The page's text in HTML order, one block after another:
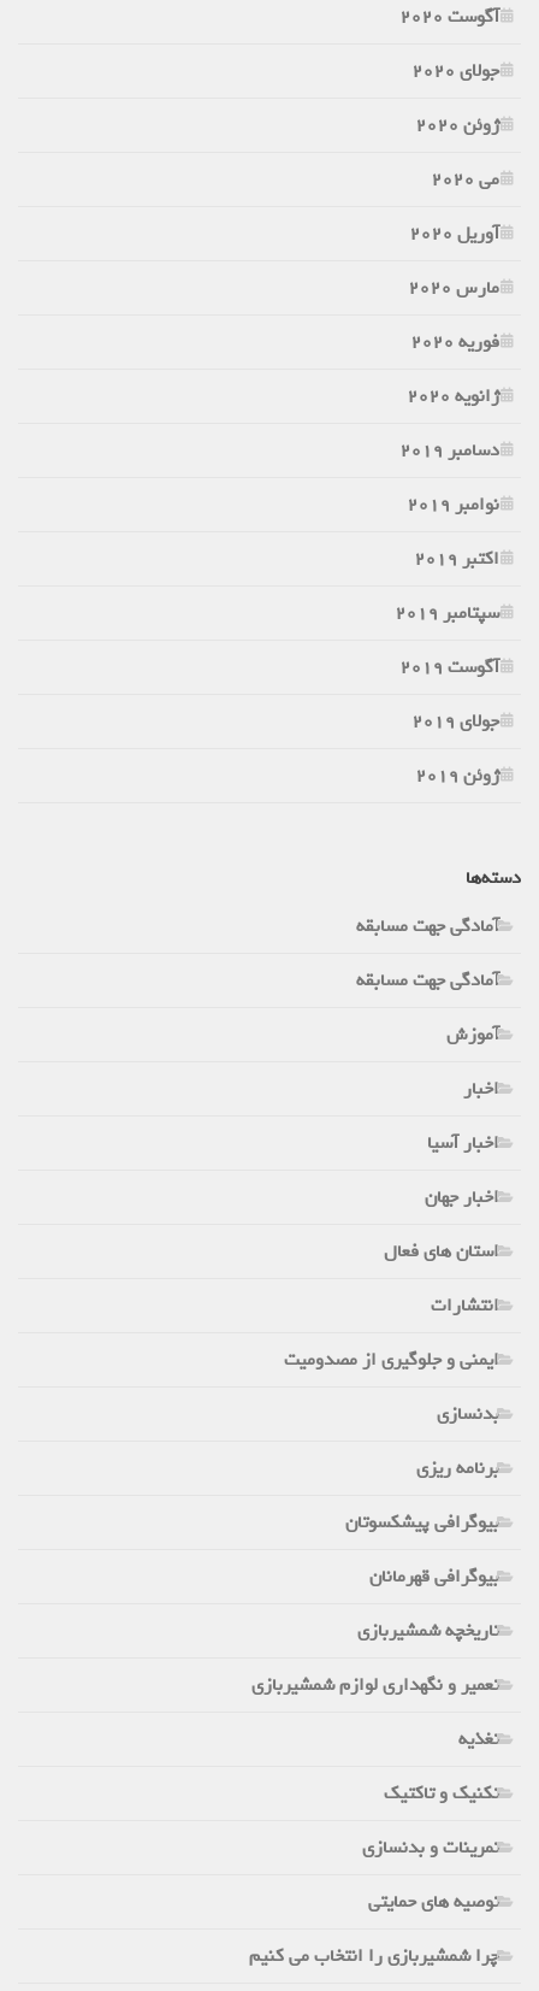
آگوست 2020
جولای 2020
ژوئن 2020
می 2020
آوریل 2020
مارس 2020
فوریه 2020
ژانویه 2020
دسامبر 2019
نوامبر 2019
اکتبر 2019
سپتامبر 2019
آگوست 2019
جولای 2019
ژوئن 2019
دسته‌ها
آمادگی جهت مسابقه
آمادگی جهت مسابقه
آموزش
اخبار
اخبار آسیا
اخبار جهان
استان های فعال
انتشارات
ایمنی و جلوگیری از مصدومیت
بدنسازی
برنامه ریزی
بیوگرافی پیشکسوتان
بیوگرافی قهرمانان
تاریخچه شمشیربازی
تعمیر و نگهداری لوازم شمشیربازی
تغذیه
تکنیک و تاکتیک
تمرینات و بدنسازی
توصیه های حمایتی
چرا شمشیربازی را انتخاب می کنیم